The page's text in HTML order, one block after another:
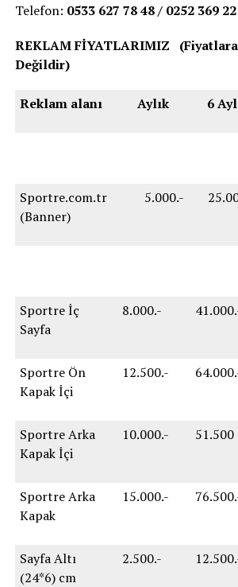
Telefon: 0533 627 78 48 / 0252 369
REKLAM FİYATLARIMIZ
Değildir)
Reklam alanı Aylık 6
Sportre.com.tr
(Banner)
5.000.-
Sportre İç
Sayfa
8.000.-
Sportre Ön
Kapak İçi
12.500.-
Sportre Arka
Kapak İçi
10.000.- 51.500
Sportre Arka
Kapak
15.000.-
Sayfa Altı
(24*6) cm
2.500.-